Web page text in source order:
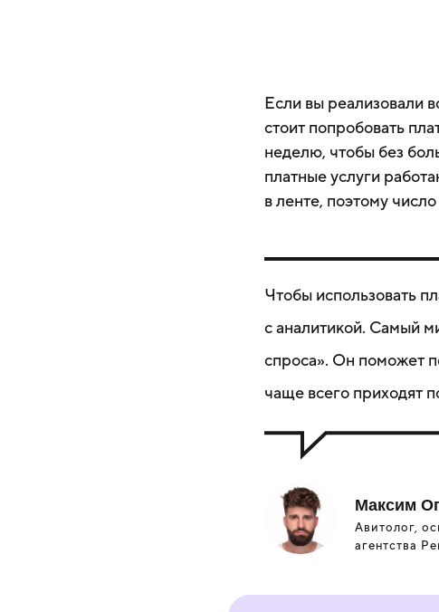
Если вы реализовали
стоит попробовать
неделю, чтобы без
платные услуги
в ленте, поэтому
Чтобы использовать
с аналитикой. Самый
спроса». Он поможет
чаще всего приходят
Максим
Авитолог,
агентства